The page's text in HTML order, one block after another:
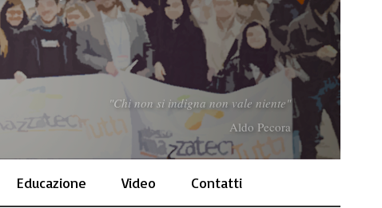
"Chi non si indigna non vale niente"
Aldo Pecora
Educazione Video Contatti